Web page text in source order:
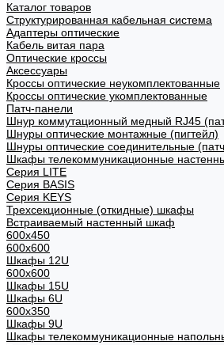
Каталог товаров
Структурированная кабельная система
Адаптеры оптические
Кабель витая пара
Оптические кроссы
Аксессуары
Кроссы оптические неукомплектованные
Кроссы оптические укомплектованные
Патч-панели
Шнур коммутационный медный RJ45
Шнуры оптические монтажные (пигтейл)
Шнуры оптические соединительные
Шкафы телекоммуникационные
Cерия LITE
Cерия BASIS
Cерия KEYS
Трехсекционные (откидные) шкафы
Встраиваемый настенный шкаф
600x450
600x600
Шкафы 12U
600x600
Шкафы 15U
Шкафы 6U
600x350
Шкафы 9U
Шкафы телекоммуникационные